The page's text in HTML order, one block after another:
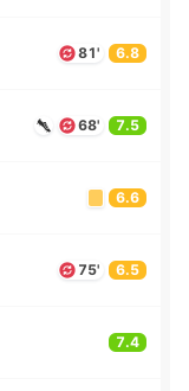
81' 6.8
68' 7.5
6.6
75' 6.5
7.4